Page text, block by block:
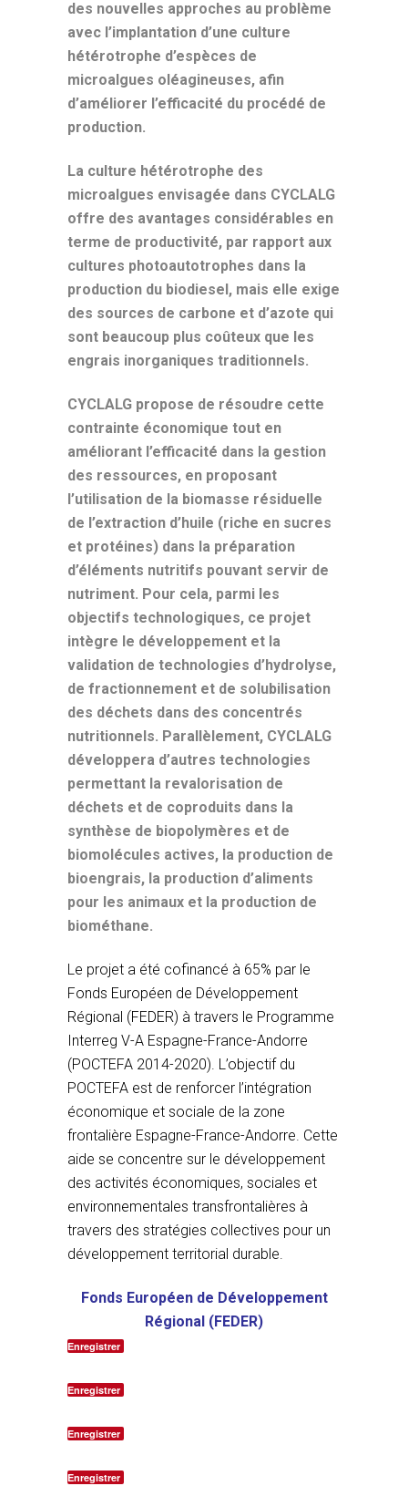
des nouvelles approches au problème
avec l’implantation d’une culture
hétérotrophe d’espèces de
microalgues oléagineuses, afin
d’améliorer l’efficacité du procédé de
production.
La culture hétérotrophe des
microalgues envisagée dans CYCLALG
offre des avantages considérables en
terme de productivité, par rapport aux
cultures photoautotrophes dans la
production du biodiesel, mais elle exige
des sources de carbone et d’azote qui
sont beaucoup plus coûteux que les
engrais inorganiques traditionnels.
CYCLALG propose de résoudre cette
contrainte économique tout en
améliorant l’efficacité dans la gestion
des ressources, en proposant
l’utilisation de la biomasse résiduelle
de l’extraction d’huile (riche en sucres
et protéines) dans la préparation
d’éléments nutritifs pouvant servir de
nutriment. Pour cela, parmi les
objectifs technologiques, ce projet
intègre le développement et la
validation de technologies d’hydrolyse,
de fractionnement et de solubilisation
des déchets dans des concentrés
nutritionnels. Parallèlement, CYCLALG
développera d’autres technologies
permettant la revalorisation de
déchets et de coproduits dans la
synthèse de biopolymères et de
biomolécules actives, la production de
bioengrais, la production d’aliments
pour les animaux et la production de
biométhane.
Le projet a été cofinancé à 65% par le
Fonds Européen de Développement
Régional (FEDER) à travers le Programme
Interreg V-A Espagne-France-Andorre
(POCTEFA 2014-2020). L’objectif du
POCTEFA est de renforcer l’intégration
économique et sociale de la zone
frontalière Espagne-France-Andorre. Cette
aide se concentre sur le développement
des activités économiques, sociales et
environnementales transfrontalières à
travers des stratégies collectives pour un
développement territorial durable.
Fonds Européen de Développement
Régional (FEDER)
Enregistrer
Enregistrer
Enregistrer
Enregistrer